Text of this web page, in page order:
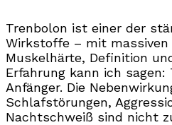
Trenbolon ist einer der
Wirkstoffe – mit
Muskelhärte, Definition
Erfahrung kann ich
Anfänger. Die
Schlafstörungen,
Nachtschweiß sind nicht